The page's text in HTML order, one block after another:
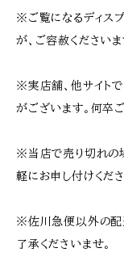
※ご覧になるディス
が、ご容赦ください
※実店舗、他サイト
がございます。何卒
※当店で売り切れの
軽にお申し付けくださ
※佐川急便以外の配
了承くださいませ。